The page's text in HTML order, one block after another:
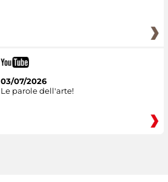
03/07/2026
Le parole dell'arte!